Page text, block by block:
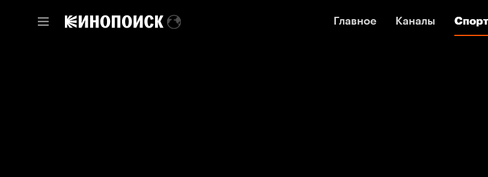
Главное Каналы Спорт
Главное Каналы Спорт